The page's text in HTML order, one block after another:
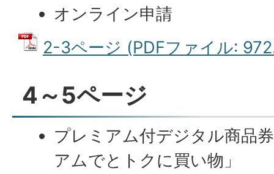
オンライン申請
2-3ページ (PDFファイル:
4～5ページ
プレミアム付デジタル商品
アムでとトクに買い物」